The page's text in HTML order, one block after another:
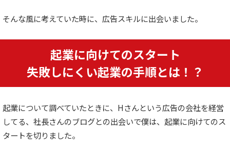
そんな風に考えていた時に、広告スキルに出会いました。
起業に向けてのスタート
失敗しにくい起業の手順とは！？
起業について調べていたときに、Hさんという広告の会社を経営
してる、社長さんのブログとの出会いで僕は、起業に向けてのス
タートを切りました。